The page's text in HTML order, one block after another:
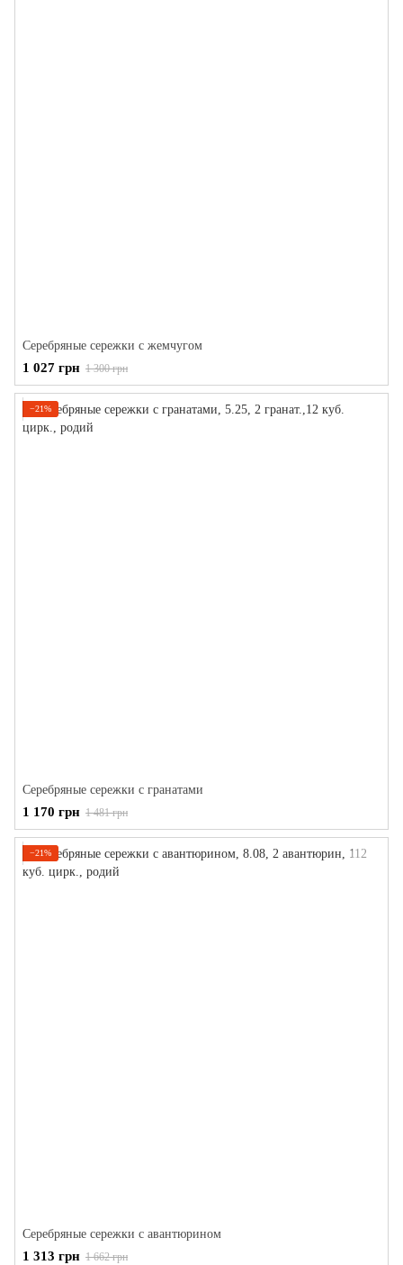
Серебряные сережки с жемчугом
1 027 грн 1 300 грн
−21%
Серебряные сережки с гранатами
1 170 грн 1 481 грн
−21%
Серебряные сережки с авантюрином
1 313 грн 1 662 грн